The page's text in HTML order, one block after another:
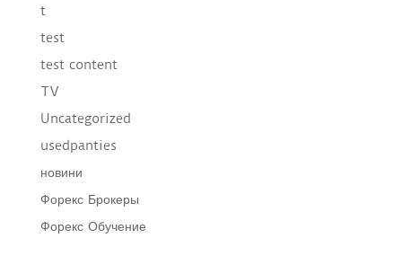
t
test
test content
TV
Uncategorized
usedpanties
новини
Форекс Брокеры
Форекс Обучение